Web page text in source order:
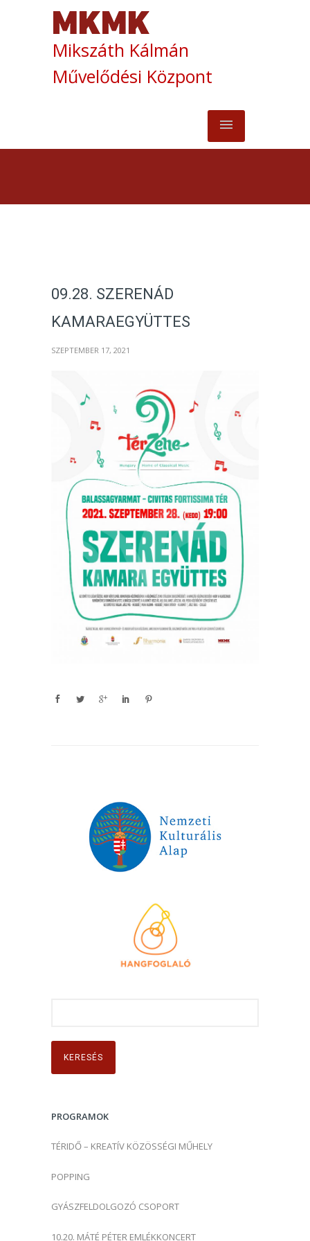
Mikszáth Kálmán
Művelődési Központ
09.28. SZERENÁD
KAMARAEGYÜTTES
SZEPTEMBER 17, 2021
r
s
:PROGRAMOK
TÉRIDŐ – KREATÍV KÖZÖSSÉGI MŰHELY
POPPING
GYÁSZFELDOLGOZÓ CSOPORT
10.20. MÁTÉ PÉTER EMLÉKKONCERT